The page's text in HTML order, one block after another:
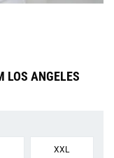
LOS ANGELES
XXL